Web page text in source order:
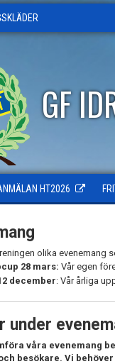
GF
HT2026
olika evenemang
28 mars: Vår egen
december: Vår årliga
under
våra evenemang
besökare. Vi